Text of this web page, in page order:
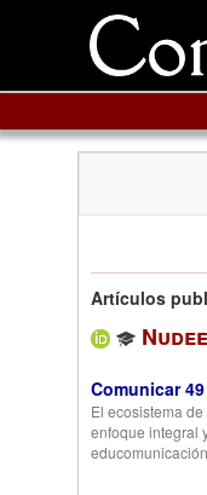
Artículos
Comunicar 49
El ecosistema
enfoque integral
educomunicación